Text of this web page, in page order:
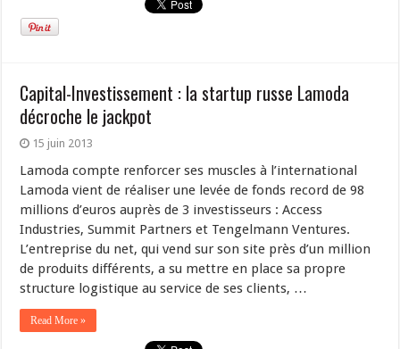
Capital-Investissement : la startup russe Lamoda
décroche le jackpot
15 juin 2013
Lamoda compte renforcer ses muscles à l’international
Lamoda vient de réaliser une levée de fonds record de 98
millions d’euros auprès de 3 investisseurs : Access
Industries, Summit Partners et Tengelmann Ventures.
L’entreprise du net, qui vend sur son site près d’un million
de produits différents, a su mettre en place sa propre
structure logistique au service de ses clients, …
Read More »